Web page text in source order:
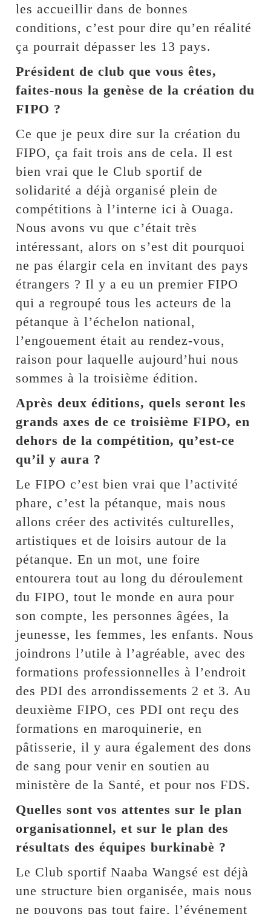
les accueillir dans de bonnes
conditions, c’est pour dire qu’en réalité
ça pourrait dépasser les 13 pays.
Président de club que vous êtes,
faites-nous la genèse de la création du
FIPO ?
Ce que je peux dire sur la création du
FIPO, ça fait trois ans de cela. Il est
bien vrai que le Club sportif de
solidarité a déjà organisé plein de
compétitions à l’interne ici à Ouaga.
Nous avons vu que c’était très
intéressant, alors on s’est dit pourquoi
ne pas élargir cela en invitant des pays
étrangers ? Il y a eu un premier FIPO
qui a regroupé tous les acteurs de la
pétanque à l’échelon national,
l’engouement était au rendez-vous,
raison pour laquelle aujourd’hui nous
sommes à la troisième édition.
Après deux éditions, quels seront les
grands axes de ce troisième FIPO, en
dehors de la compétition, qu’est-ce
qu’il y aura ?
Le FIPO c’est bien vrai que l’activité
phare, c’est la pétanque, mais nous
allons créer des activités culturelles,
artistiques et de loisirs autour de la
pétanque. En un mot, une foire
entourera tout au long du déroulement
du FIPO, tout le monde en aura pour
son compte, les personnes âgées, la
jeunesse, les femmes, les enfants. Nous
joindrons l’utile à l’agréable, avec des
formations professionnelles à l’endroit
des PDI des arrondissements 2 et 3. Au
deuxième FIPO, ces PDI ont reçu des
formations en maroquinerie, en
pâtisserie, il y aura également des dons
de sang pour venir en soutien au
ministère de la Santé, et pour nos FDS.
Quelles sont vos attentes sur le plan
organisationnel, et sur le plan des
résultats des équipes burkinabè ?
Le Club sportif Naaba Wangsé est déjà
une structure bien organisée, mais nous
ne pouvons pas tout faire, l’événement